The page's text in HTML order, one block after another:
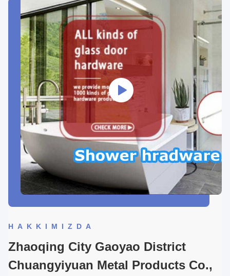
HAKKIMIZDA
Zhaoqing City Gaoyao District
Chuangyiyuan Metal Products Co.,